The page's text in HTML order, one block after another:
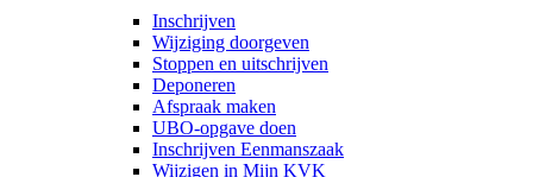
Inschrijven
Wijziging doorgeven
Stoppen en uitschrijven
Deponeren
Afspraak maken
UBO-opgave doen
Inschrijven Eenmanszaak
Wijzigen in Mijn KVK